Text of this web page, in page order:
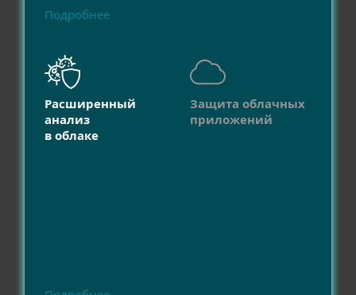
Подробнее
Расширенный
анализ
в облаке
Защита облачных
приложений